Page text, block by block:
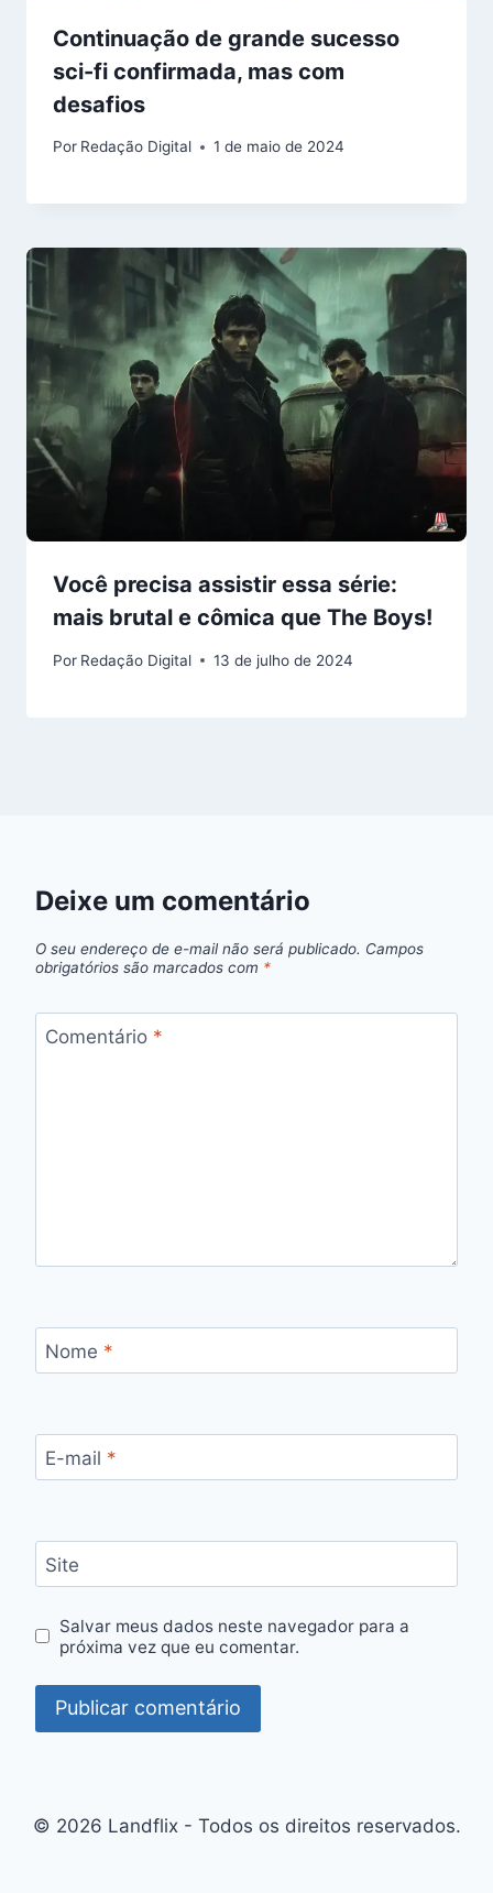
Continuação de grande sucesso
sci-fi confirmada, mas com
desafios
Por Redação Digital 1 de maio de 2024
Você precisa assistir essa série:
mais brutal e cômica que The Boys!
Por Redação Digital 13 de julho de 2024
Deixe um comentário
O seu endereço de e-mail não será publicado. Campos
obrigatórios são marcados com *
Comentário *
Nome *
E-mail *
Site
Salvar meus dados neste navegador para a
próxima vez que eu comentar.
© 2026 Landflix - Todos os direitos reservados.